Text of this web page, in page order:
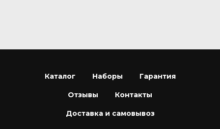
Каталог Наборы Гарантия
Отзывы Контакты
Доставка и самовывоз